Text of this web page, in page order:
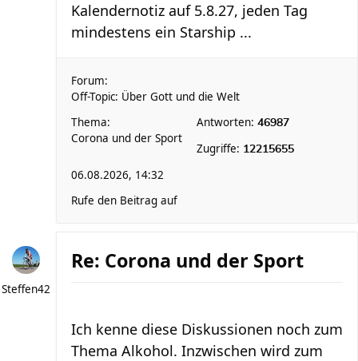
Kalendernotiz auf 5.8.27, jeden Tag
mindestens ein Starship ...
Forum:
Off-Topic: Über Gott und die Welt
Thema:
Corona und der Sport
Antworten: 46987
Zugriffe: 12215655
06.08.2026, 14:32
Rufe den Beitrag auf
Steffen42
Re: Corona und der Sport
Ich kenne diese Diskussionen noch zum
Thema Alkohol. Inzwischen wird zum